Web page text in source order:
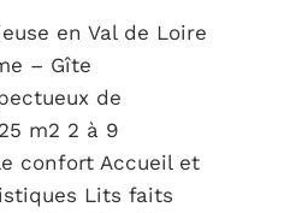
en Val de Loire
– Gîte
de
m2 2 à 9
confort Accueil et
Lits faits